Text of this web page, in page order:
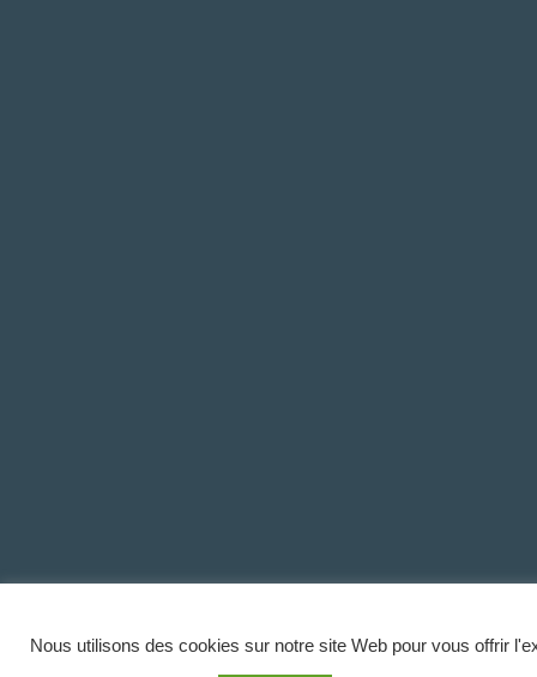
Nous utilisons des cookies sur notre site Web pour vous offrir